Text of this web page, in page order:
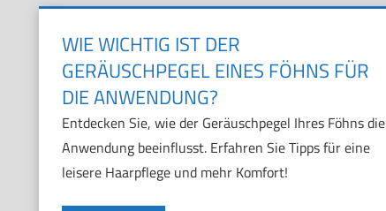
WIE WICHTIG IST DER
GERÄUSCHPEGEL EINES FÖHNS FÜR
DIE ANWENDUNG?
Entdecken Sie, wie der Geräuschpegel Ihres Föhns die
Anwendung beeinflusst. Erfahren Sie Tipps für eine
leisere Haarpflege und mehr Komfort!